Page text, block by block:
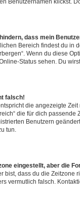
dass mein
Bereich findest du in
Wenn du diese
Status sehen. Du
falsch!
die angezeigte
die für dich
Benutzern
tun.
eingestellt, aber die
bist, dass du die Zeitzone
vermutlich falsch.